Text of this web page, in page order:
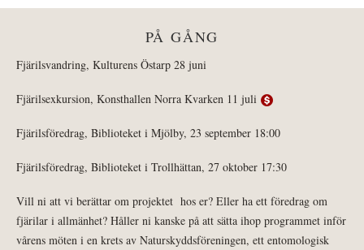
PÅ GÅNG
Fjärilsvandring, Kulturens Östarp 28 juni
Fjärilsexkursion, Konsthallen Norra Kvarken 11 juli
Fjärilsföredrag, Biblioteket i Mjölby, 23 september 18:00
Fjärilsföredrag, Biblioteket i Trollhättan, 27 oktober 17:30
Vill ni att vi berättar om projektet hos er? Eller ha ett föredrag om
fjärilar i allmänhet? Håller ni kanske på att sätta ihop programmet inför
vårens möten i en krets av Naturskyddsföreningen, ett entomologisk